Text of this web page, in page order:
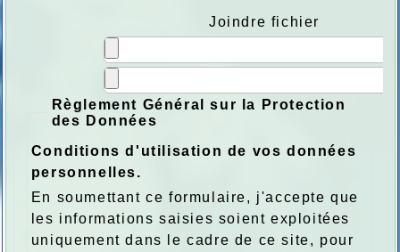
Joindre fichier
Règlement Général sur la Protection
des Données
Conditions d'utilisation de vos données
personnelles.
En soumettant ce formulaire, j'accepte que
les informations saisies soient exploitées
uniquement dans le cadre de ce site, pour